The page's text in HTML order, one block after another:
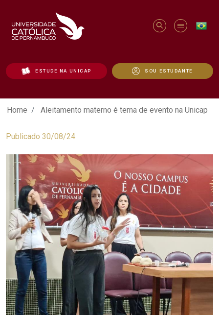
ESTUDE NA UNICAP SOU ESTUDANTE
Aleitamento materno é tema de evento
Home Aleitamento materno é tema de evento na Unicap
Publicado 30/08/24